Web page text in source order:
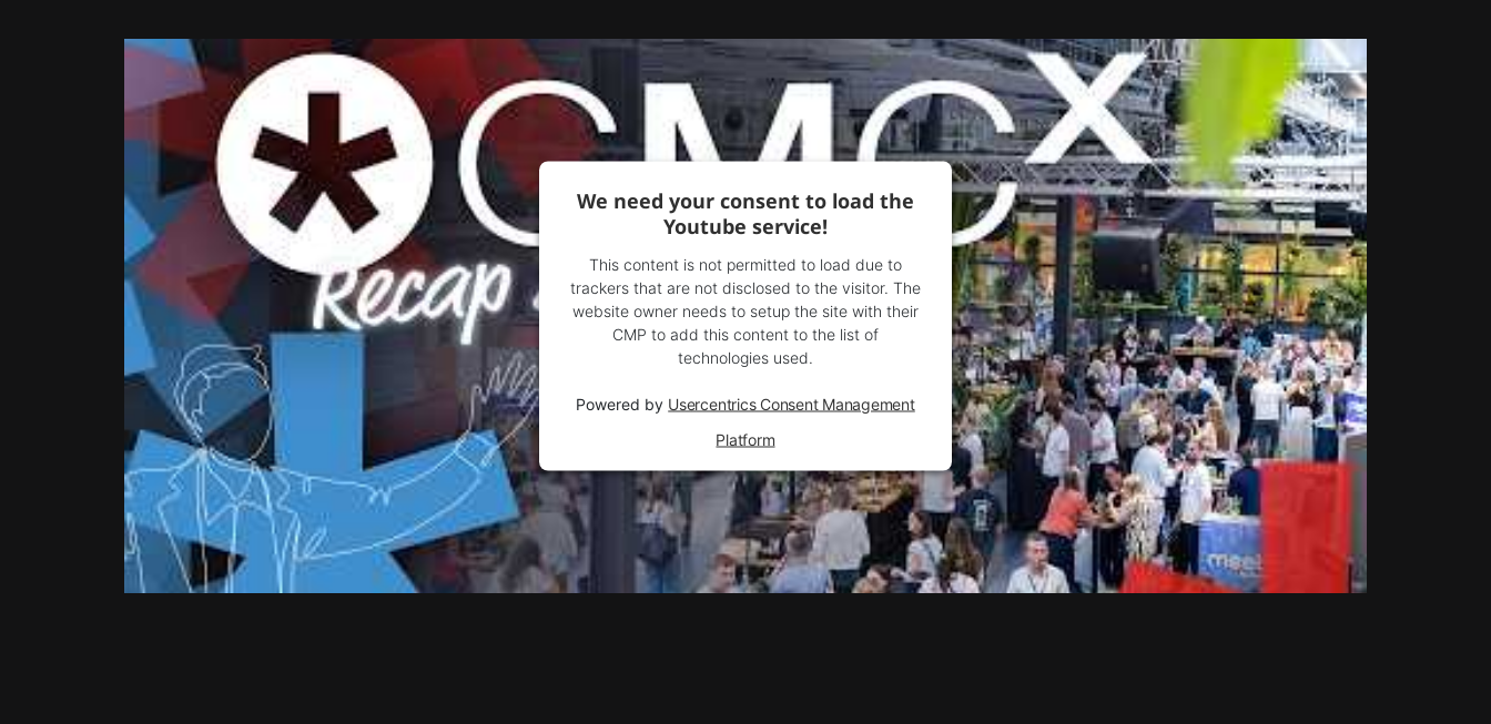
We need your consent to load the
Youtube service!
This content is not permitted to load due to
trackers that are not disclosed to the visitor. The
website owner needs to setup the site with their
CMP to add this content to the list of
technologies used.
Powered by Usercentrics Consent Management
Platform